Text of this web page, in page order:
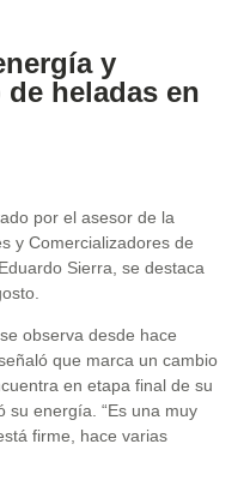
y
heladas en
por el asesor de la
y Comercializadores de
Sierra, se destaca
observa desde hace
que marca un cambio
en etapa final de su
su energía. “Es una muy
firme, hace varias